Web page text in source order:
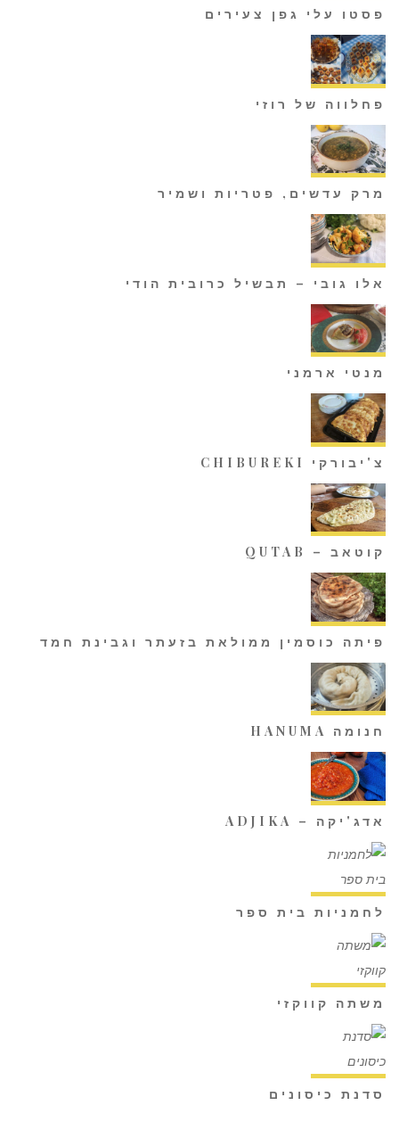
פסטו עלי גפן צעירים
פחלווה של רוזי
מרק עדשים, פטריות ושמיר
אלו גובי – תבשיל כרובית הודי
מנטי ארמני
צ'יבורקי CHIBUREKI
קוטאב – QUTAB
פיתה כוסמין ממולאת בזעתר וגבינת חמד
חנומה HANUMA
אדג'יקה – ADJIKA
לחמניות בית ספר
משתה קווקזי
סדנת כיסונים